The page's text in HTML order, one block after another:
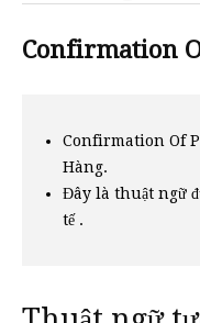
Confirmation
Confirmation Of
Hàng.
Đây là thuật ngữ
tế .